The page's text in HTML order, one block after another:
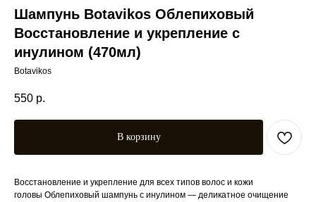
Шампунь Botavikos Облепиховый
Восстановление и укрепление с
инулином (470мл)
Botavikos
550 р.
В корзину
Восстановление и укрепление для всех типов волос и кожи
головы Облепиховый шампунь с инулином — деликатное очищение